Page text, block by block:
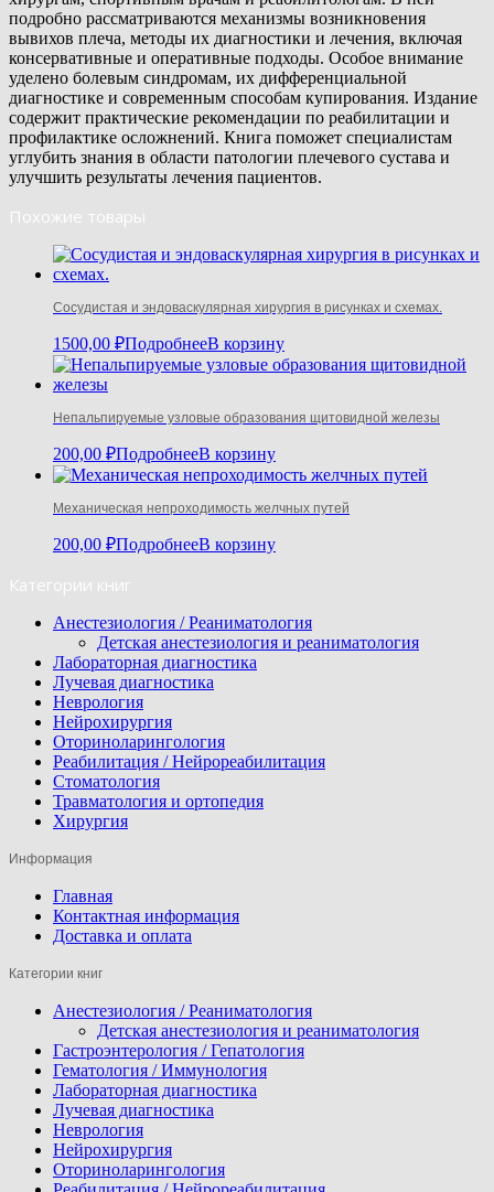
подробно рассматриваются механизмы возникновения
вывихов плеча, методы их диагностики и лечения, включая
консервативные и оперативные подходы. Особое внимание
уделено болевым синдромам, их дифференциальной
диагностике и современным способам купирования. Издание
содержит практические рекомендации по реабилитации и
профилактике осложнений. Книга поможет специалистам
углубить знания в области патологии плечевого сустава и
улучшить результаты лечения пациентов.
Похожие товары
Сосудистая и эндоваскулярная хирургия в рисунках и схемах.
1500,00 ₽ПодробнееВ корзину
Непальпируемые узловые образования щитовидной железы
200,00 ₽ПодробнееВ корзину
Механическая непроходимость желчных путей
200,00 ₽ПодробнееВ корзину
Категории книг
Анестезиология / Реаниматология
Детская анестезиология и реаниматология
Лабораторная диагностика
Лучевая диагностика
Неврология
Нейрохирургия
Оториноларингология
Реабилитация / Нейрореабилитация
Стоматология
Травматология и ортопедия
Хирургия
Информация
Главная
Контактная информация
Доставка и оплата
Категории книг
Анестезиология / Реаниматология
Детская анестезиология и реаниматология
Гастроэнтерология / Гепатология
Гематология / Иммунология
Лабораторная диагностика
Лучевая диагностика
Неврология
Нейрохирургия
Оториноларингология